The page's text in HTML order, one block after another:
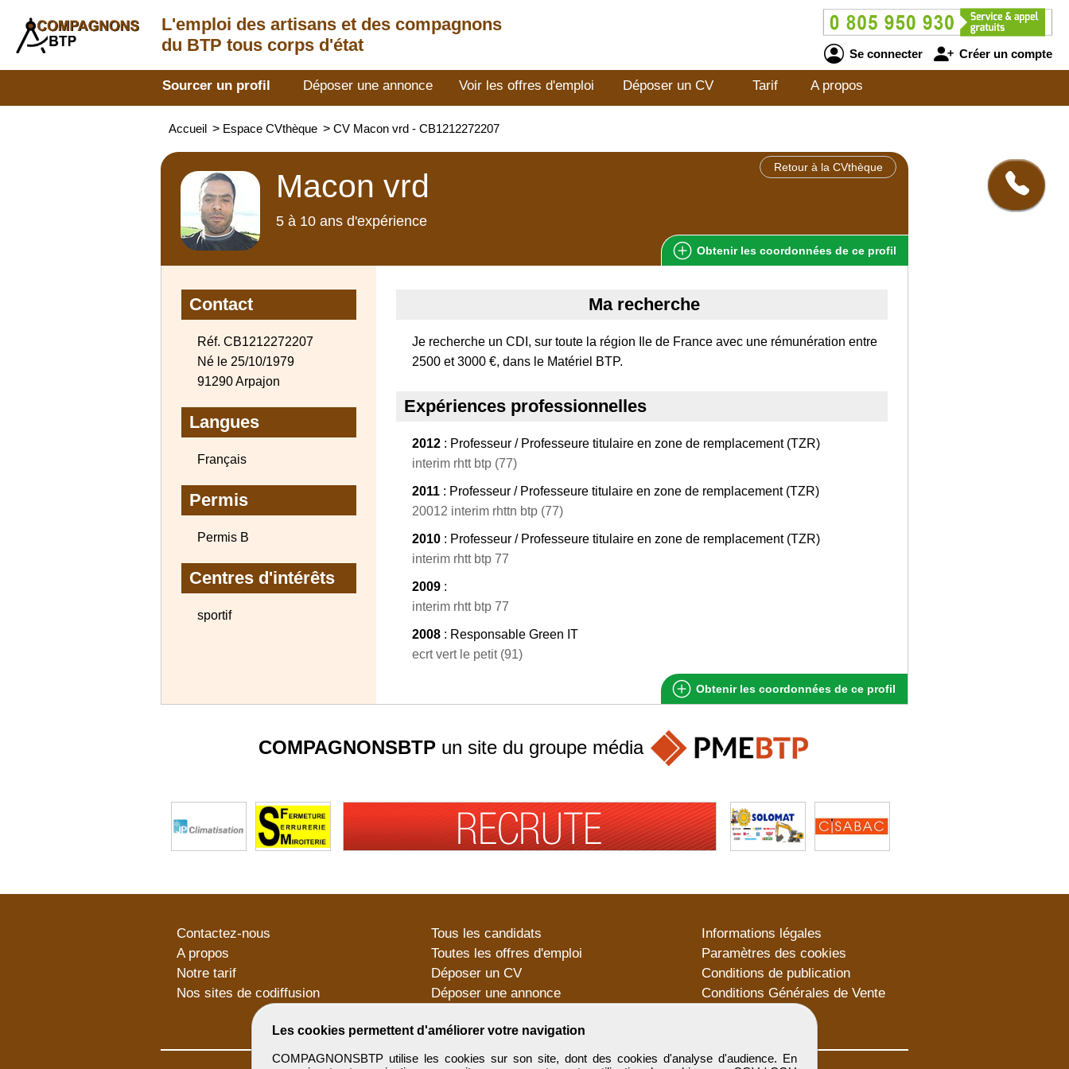
L'emploi des artisans et des compagnons
du BTP tous corps d'état
Se connecter Créer un compte
Sourcer un profil Déposer une annonce Voir les offres d'emploi Déposer un CV Tarif A propos
Accueil > Espace CVthèque > CV Macon vrd - CB1212272207
Retour à la CVthèque
Macon vrd
5 à 10 ans d'expérience
Obtenir les coordonnées de ce profil
Contact
Réf. CB1212272207
Né le 25/10/1979
91290 Arpajon
Langues
Français
Permis
Permis B
Centres d'intérêts
sportif
Ma recherche
Je recherche un CDI, sur toute la région Ile de France avec une rémunération entre
2500 et 3000 €, dans le Matériel BTP.
Expériences professionnelles
2012 : Professeur / Professeure titulaire en zone de remplacement (TZR)
interim rhtt btp (77)
2011 : Professeur / Professeure titulaire en zone de remplacement (TZR)
20012 interim rhttn btp (77)
2010 : Professeur / Professeure titulaire en zone de remplacement (TZR)
interim rhtt btp 77
2009 :
interim rhtt btp 77
2008 : Responsable Green IT
ecrt vert le petit (91)
Obtenir les coordonnées de ce profil
Les cookies permettent d'améliorer votre navigation
COMPAGNONSBTP utilise les cookies sur son site, dont des cookies d'analyse d'audience. En
COMPAGNONSBTP un site du groupe média
Contactez-nous
A propos
Notre tarif
Nos sites de codiffusion
Tous les candidats
Toutes les offres d'emploi
Déposer un CV
Déposer une annonce
Informations légales
Paramètres des cookies
Conditions de publication
Conditions Générales de Vente